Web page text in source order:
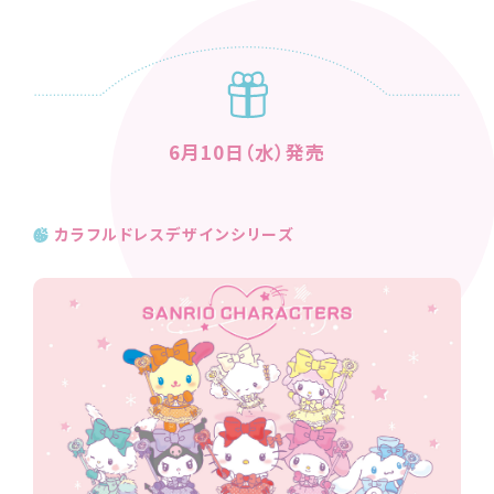
6月10日（水）発売
カラフルドレスデザインシリーズ